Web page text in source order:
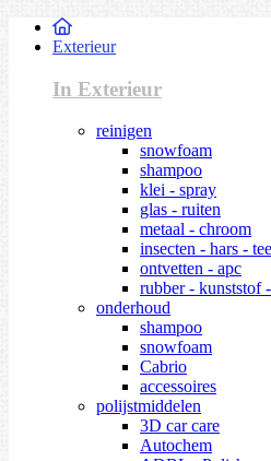
Exterieur
In Exterieur
reinigen
snowfoam
shampoo
klei - spray
glas - ruiten
metaal - chroom
insecten - hars -
ontvetten - apc
rubber - kunststof
onderhoud
shampoo
snowfoam
Cabrio
accessoires
polijstmiddelen
3D car care
Autochem